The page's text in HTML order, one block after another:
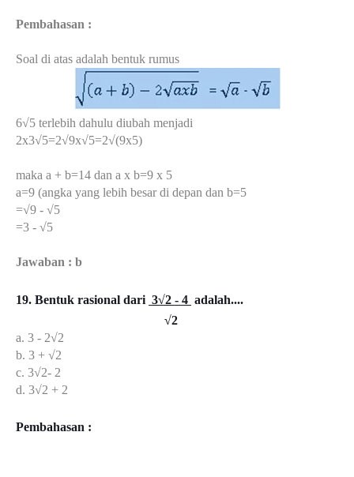
Pembahasan :
Soal di atas adalah bentuk rumus
6√5 terlebih dahulu diubah menjadi
2x3√5=2√9x√5=2√(9x5)
maka a + b=14 dan a x b=9 x 5
a=9 (angka yang lebih besar di depan dan b=5
=√9 - √5
=3 - √5
Jawaban : b
19. Bentuk rasional dari 3√2 - 4 adalah....
√2
a. 3 - 2√2
b. 3 + √2
c. 3√2- 2
d. 3√2 + 2
Pembahasan :